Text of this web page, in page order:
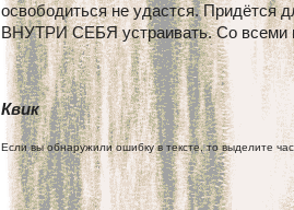
освободиться не удастся. Придётся
ВНУТРИ СЕБЯ устраивать. Со всеми
Квик
Если вы обнаружили ошибку в тексте, то выделите